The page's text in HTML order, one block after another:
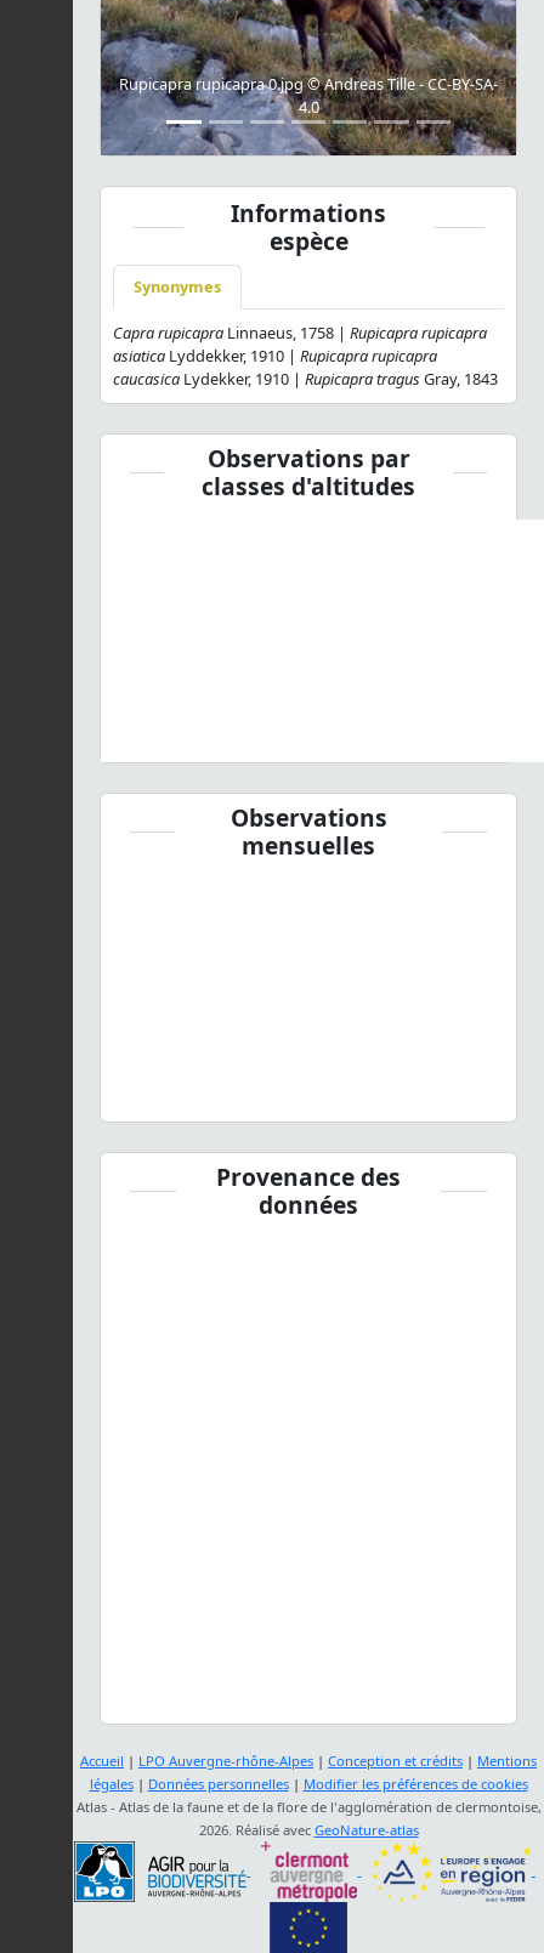
Rupicapra rupicapra 0.jpg © Andreas Tille - CC-BY-SA-
4.0
Informations
espèce
Synonymes
Capra rupicapra Linnaeus, 1758 | Rupicapra rupicapra
asiatica Lyddekker, 1910 | Rupicapra rupicapra
caucasica Lydekker, 1910 | Rupicapra tragus Gray, 1843
Observations par
classes d'altitudes
Observations
mensuelles
Provenance des
données
Accueil | LPO Auvergne-rhône-Alpes | Conception et crédits | Mentions
légales| Données personnelles| Modifier les préférences de cookies
Atlas - Atlas de la faune et de la flore de l'agglomération de clermontoise,
2026. Réalisé avec GeoNature-atlas